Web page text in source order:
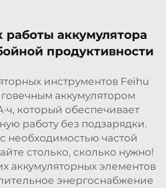
работы аккумулятора
продуктивности
инструментов Feihu
аккумулятором
который обеспечивает
работу без подзарядки.
необходимостью частой
столько, сколько нужно!
аккумуляторных элементов
энергоснабжение